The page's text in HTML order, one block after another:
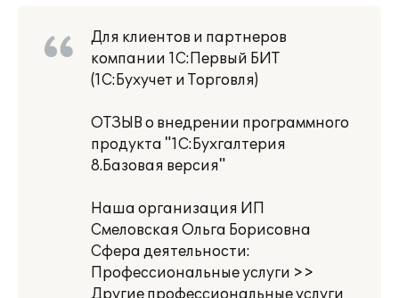
Для клиентов и партнеров
компании 1С:Первый БИТ
(1С:Бухучет и Торговля)
ОТЗЫВ о внедрении программного
продукта "1С:Бухгалтерия
8.Базовая версия"
Наша организация ИП
Смеловская Ольга Борисовна
Сфера деятельности:
Профессиональные услуги >>
Другие профессиональные услуги